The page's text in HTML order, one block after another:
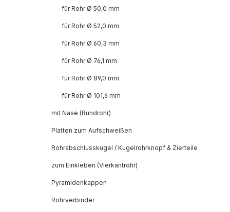
für Rohr Ø 50,0 mm
für Rohr Ø 52,0 mm
für Rohr Ø 60,3 mm
für Rohr Ø 76,1 mm
für Rohr Ø 89,0 mm
für Rohr Ø 101,6 mm
mit Nase (Rundrohr)
Platten zum Aufschweißen
Rohrabschlusskugel / Kugelrohrknopf & Zierteile
zum Einkleben (Vierkantrohr)
Pyramidenkappen
Rohrverbinder